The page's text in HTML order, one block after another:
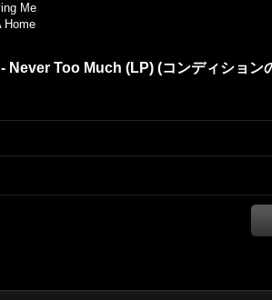
Me
Home
Never Too Much (LP) (コンディション